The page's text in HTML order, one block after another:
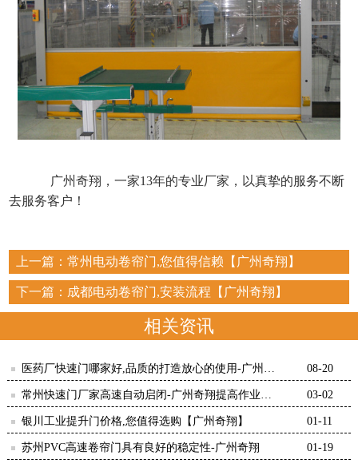
广州奇翔，一家13年的专业厂家，以真挚的服务不断
去服务客户！
上一篇： 常州电动卷帘门,您值得信赖【广州奇翔】
下一篇： 成都电动卷帘门,安装流程【广州奇翔】
相关资讯
医药厂快速门哪家好,品质的打造放心的使用-广州奇
翔
08-20
常州快速门厂家高速自动启闭-广州奇翔提高作业效
率！
03-02
银川工业提升门价格,您值得选购【广州奇翔】 01-11
苏州PVC高速卷帘门具有良好的稳定性-广州奇翔 01-19